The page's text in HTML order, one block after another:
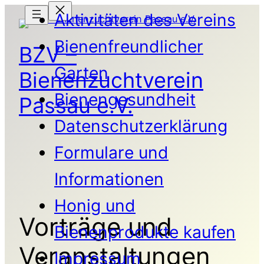
Aktivitäten des Vereins
Bienenfreundlicher
Garten
Bienengesundheit
Datenschutzerklärung
Formulare und
Informationen
Honig und
Bienenprodukte kaufen
Impressum
BZV –
Bienenzuchtverein
Passau e.V.
Vorträge und
Veranstaltungen